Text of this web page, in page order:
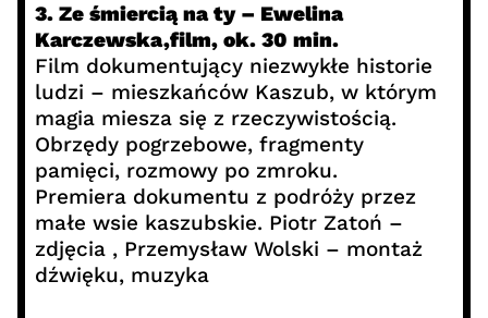
3. Ze śmiercią na ty – Ewelina
Karczewska,film, ok. 30 min.
Film dokumentujący niezwykłe historie
ludzi – mieszkańców Kaszub, w którym
magia miesza się z rzeczywistością.
Obrzędy pogrzebowe, fragmenty
pamięci, rozmowy po zmroku.
Premiera dokumentu z podróży przez
małe wsie kaszubskie. Piotr Zatoń –
zdjęcia , Przemysław Wolski – montaż
dźwięku, muzyka